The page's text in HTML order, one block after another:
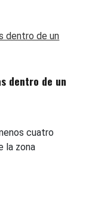
dentro de un
cuatro
la zona